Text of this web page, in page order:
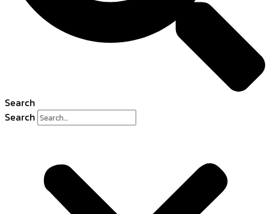
Search
Search